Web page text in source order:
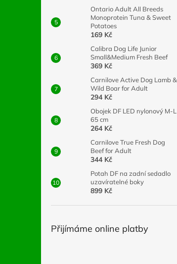
Ontario Adult All Breeds
Monoprotein Tuna & Sweet
Potatoes
169 Kč
Calibra Dog Life Junior
Small&Medium Fresh Beef
369 Kč
Carnilove Active Dog Lamb &
Wild Boar for Adult
294 Kč
Obojek DF LED nylonový M-L
65 cm
264 Kč
Carnilove True Fresh Dog
Beef for Adult
344 Kč
Potah DF na zadní sedadlo
uzavíratelné boky
899 Kč
Přijímáme online platby